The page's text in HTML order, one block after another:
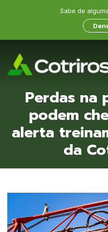
Sabe de
Perdas na
podem
alerta
da